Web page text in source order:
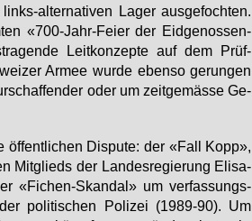
al­ter­na­ti­ven La­ger aus­ge­foch­ten.
«700-Jahr-Fei­er der Eid­ge­nos­sen­
Leit­kon­zep­te auf dem Prüf­
Ar­mee wur­de eben­so ge­run­gen
oder um zeit­ge­mäs­se Ge­
Dis­pu­te: der «Fall Kopp»,
Mit­glieds der Lan­des­re­gie­rung Eli­sa­
«Fi­chen-Skan­dal» um ver­fas­sungs­
po­li­ti­schen Po­li­zei (1989-90). Um